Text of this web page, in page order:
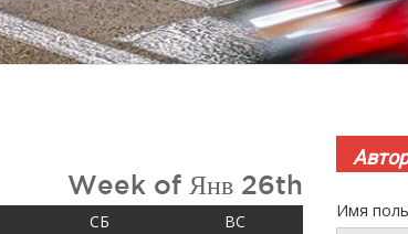
Week of Янв 26th
СБСУББОТА ВС ВОСКРЕСЕНЬЕ
Имя